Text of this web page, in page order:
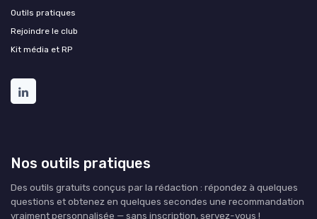
Outils pratiques
Rejoindre le club
Kit média et RP
Nos outils pratiques
Des outils gratuits conçus par la rédaction : répondez à quelques
questions et obtenez en quelques secondes une recommandation
vraiment personnalisée — sans inscription, servez-vous !